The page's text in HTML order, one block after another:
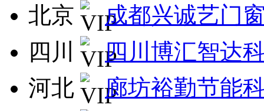
北京
成都兴诚艺门
四川
四川博汇智达
河北
廊坊裕勤节能